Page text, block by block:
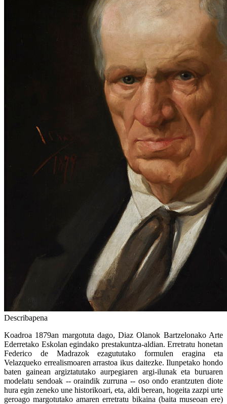
Describapena
Koadroa 1879an margotuta dago, Diaz Olanok Bartzelonako Arte
Ederretako Eskolan egindako prestakuntza-aldian. Erretratu honetan
Federico de Madrazok ezagututako formulen eragina eta
Velazqueko errealismoaren arrastoa ikus daitezke. Ilunpetako hondo
baten gainean argiztatutako aurpegiaren argi-ilunak eta buruaren
modelatu sendoak -- oraindik zurruna -- oso ondo erantzuten diote
hura egin zeneko une historikoari, eta, aldi berean, hogeita zazpi urte
geroago margotutako amaren erretratu bikaina (baita museoan ere)